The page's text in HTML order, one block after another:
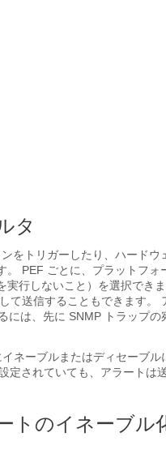
タ
をトリガーしたり、ハードウ
PEF ごとに、プラットフォ
実行しないこと）を選択でき
て送信することもできます。
には、先に SNMP トラップの
ネーブルまたはディセーブル
定されていても、アラートは
トのイネーブル